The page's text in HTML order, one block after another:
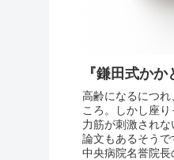
『鎌田式か
高齢になるにつ
ころ。しかし座
力筋が刺激され
論文もあるそう
中央病院名誉院長